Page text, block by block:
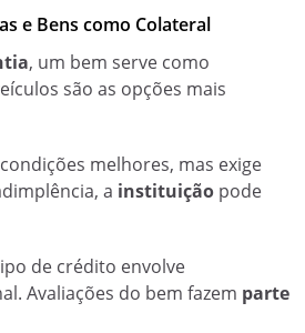
e Bens como Colateral
, um bem serve como
são as opções mais
melhores, mas exige
a instituição pode
de crédito envolve
Avaliações do bem fazem parte